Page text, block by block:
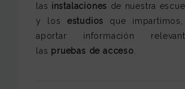
las instalaciones de nuestra
y los estudios que
aportar información
las pruebas de acceso